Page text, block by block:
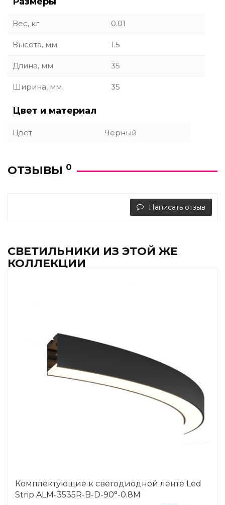
Вес, кг 0.01
Высота, мм 1.5
Длина, мм 35
Ширина, мм 35
Цвет и материал
Цвет Черный
ОТЗЫВЫ 0
Написать отзыв
СВЕТИЛЬНИКИ ИЗ ЭТОЙ ЖЕ
КОЛЛЕКЦИИ
Комплектующие к светодиодной ленте Led
Strip ALM-3535R-B-D-90°-0.8M